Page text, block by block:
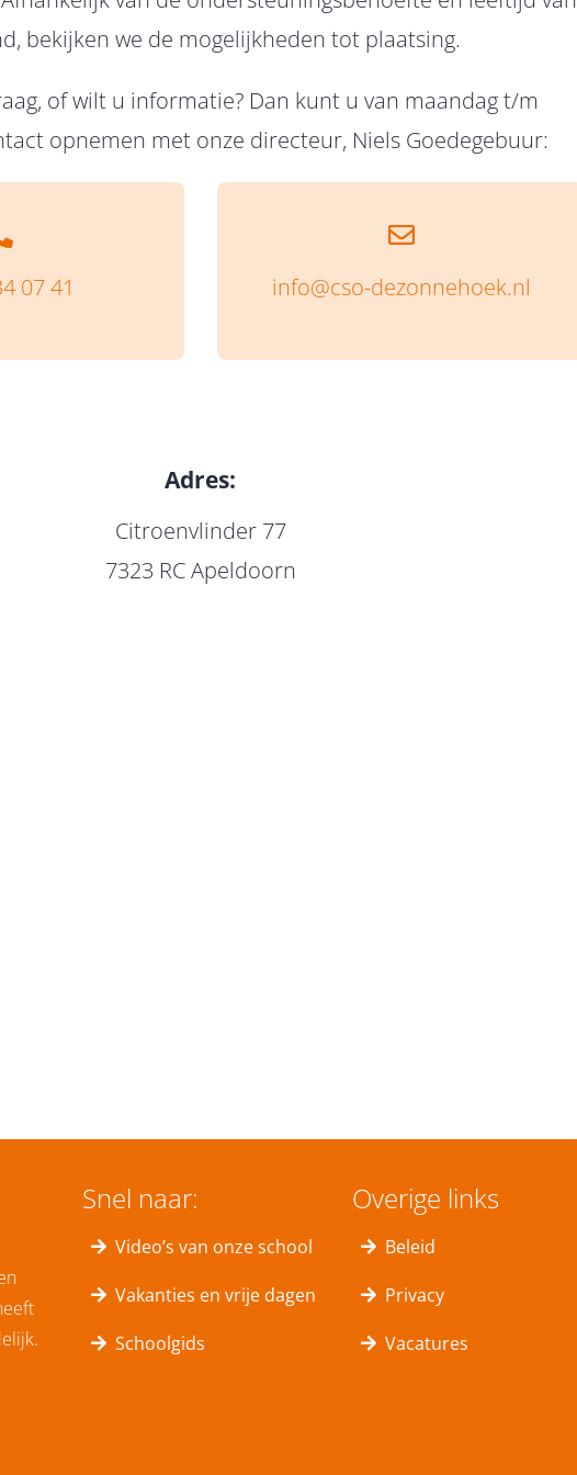
bekijken we de mogelijkheden tot plaatsing.
of wilt u informatie? Dan kunt u van maandag t/m
opnemen met onze directeur, Niels Goedegebuur:
07 41 info@cso-dezonnehoek.nl
Adres:
Citroenvlinder 77
7323 RC Apeldoorn
Snel naar:
Video’s van onze school
Vakanties en vrije dagen
Schoolgids
Overige links
Beleid
Privacy
Vacatures